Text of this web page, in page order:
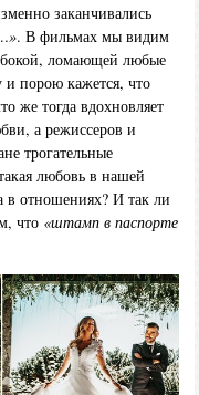
заканчивались
. В фильмах мы видим
ломающей любые
порою кажется, что
же тогда вдохновляет
а режиссеров и
трогательные
любовь в нашей
в отношениях? И так ли
что «штамп в паспорте